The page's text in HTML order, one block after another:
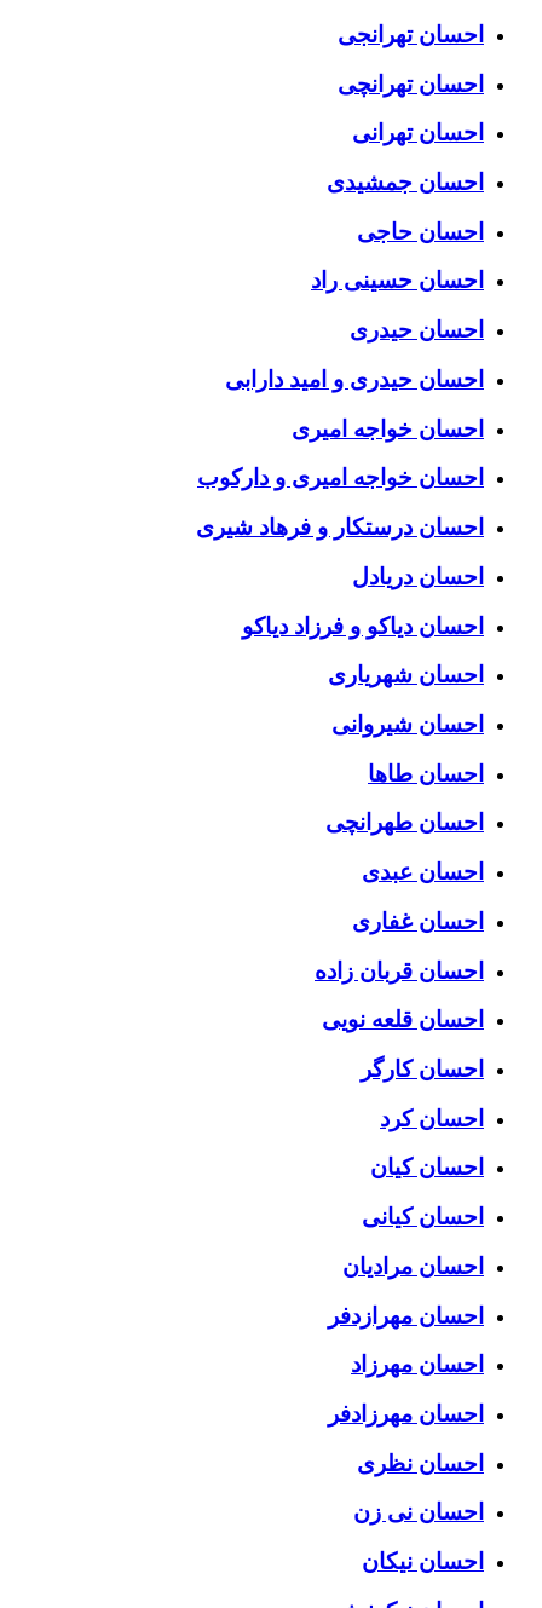
احسان تهرانجی
احسان تهرانچی
احسان تهرانی
احسان جمشیدی
احسان حاجی
احسان حسینی راد
احسان حیدری
احسان حیدری و امید دارابی
احسان خواجه امیری
احسان خواجه امیری و دارکوب
احسان درستكار و فرهاد شيرى
احسان دریادل
احسان دیاکو و فرزاد دیاکو
احسان شهریاری
احسان شیروانی
احسان طاها
احسان طهرانچی
احسان عبدی
احسان غفاری
احسان قربان زاده
احسان قلعه نویی
احسان کارگر
احسان کرد
احسان کیان
احسان کیانی
احسان مرادیان
احسان مهرازدفر
احسان مهرزاد
احسان مهرزادفر
احسان نظری
احسان نی زن
احسان نیکان